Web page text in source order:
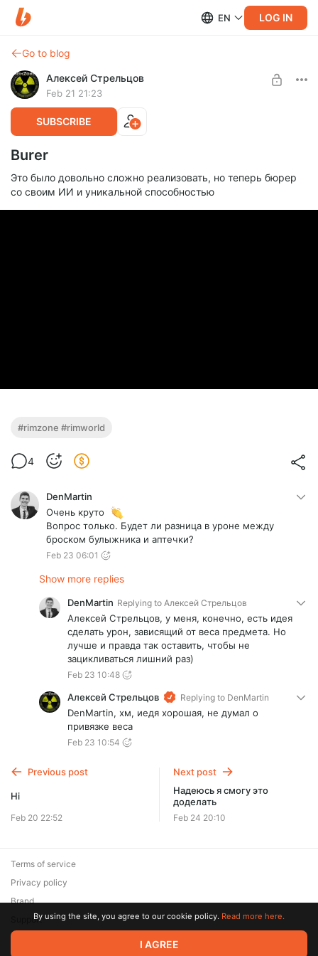
EN LOG IN
Go to blog
Алексей Стрельцов
Feb 21 21:23
SUBSCRIBE
Burer
Это было довольно сложно реализовать, но теперь бюрер
со своим ИИ и уникальной способностью
#rimzone #rimworld
4
DenMartin
Очень круто
Вопрос только. Будет ли разница в уроне между
броском булыжника и аптечки?
Feb 23 06:01
Show more replies
DenMartin Replying to Алексей Стрельцов
Алексей Стрельцов, у меня, конечно, есть идея
сделать урон, зависящий от веса предмета. Но
лучше и правда так оставить, чтобы не
зацикливаться лишний раз)
Feb 23 10:48
Алексей Стрельцов Replying to DenMartin
DenMartin, хм, иедя хорошая, не думал о
привязке веса
Feb 23 10:54
Previous post
Hi
Feb 20 22:52
Next post
Надеюсь я смогу это
доделать
Feb 24 20:10
© 2026 Zaya Solutions Limited. All rights reserved. All trademarks
Terms of service
Privacy policy
Brand
SupportBy using the site, you agree to our cookie policy. Read more here.
I AGREE